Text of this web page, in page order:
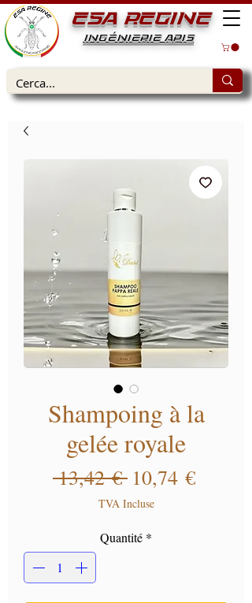
ESA REGINE
INGÉNIERIE APIS
Shampoing à la
gelée royale
13,42 € Prix original
10,74 €Prix
TVA Incluse
Quantité *